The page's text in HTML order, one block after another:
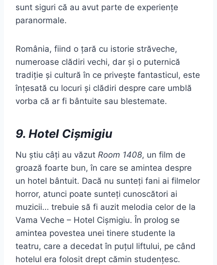
sunt siguri că au avut parte de experiențe
paranormale.
România, fiind o țară cu istorie străveche,
numeroase clădiri vechi, dar și o puternică
tradiție și cultură în ce privește fantasticul, este
înțesată cu locuri și clădiri despre care umblă
vorba că ar fi bântuite sau blestemate.
9. Hotel Cișmigiu
Nu știu câți au văzut Room 1408, un film de
groază foarte bun, în care se amintea despre
un hotel bântuit. Dacă nu sunteți fani ai filmelor
horror, atunci poate sunteți cunoscători ai
muzicii… trebuie să fi auzit melodia celor de la
Vama Veche – Hotel Cișmigiu. În prolog se
amintea povestea unei tinere studente la
teatru, care a decedat în puțul liftului, pe când
hotelul era folosit drept cămin studențesc.